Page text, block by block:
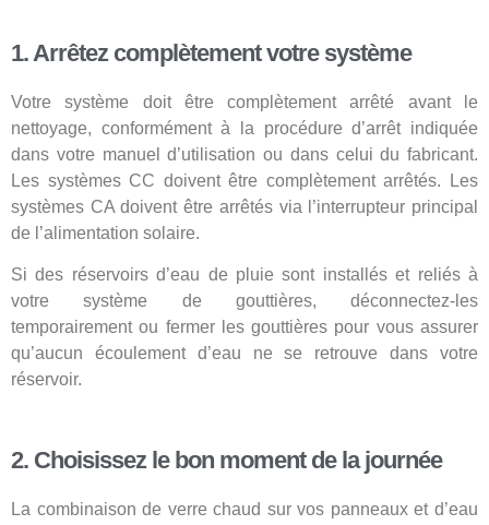
1. Arrêtez complètement votre système
Votre système doit être complètement arrêté avant le
nettoyage, conformément à la procédure d’arrêt indiquée
dans votre manuel d’utilisation ou dans celui du fabricant.
Les systèmes CC doivent être complètement arrêtés. Les
systèmes CA doivent être arrêtés via l’interrupteur principal
de l’alimentation solaire.
Si des réservoirs d’eau de pluie sont installés et reliés à
votre système de gouttières, déconnectez-les
temporairement ou fermer les gouttières pour vous assurer
qu’aucun écoulement d’eau ne se retrouve dans votre
réservoir.
2. Choisissez le bon moment de la journée
La combinaison de verre chaud sur vos panneaux et d’eau